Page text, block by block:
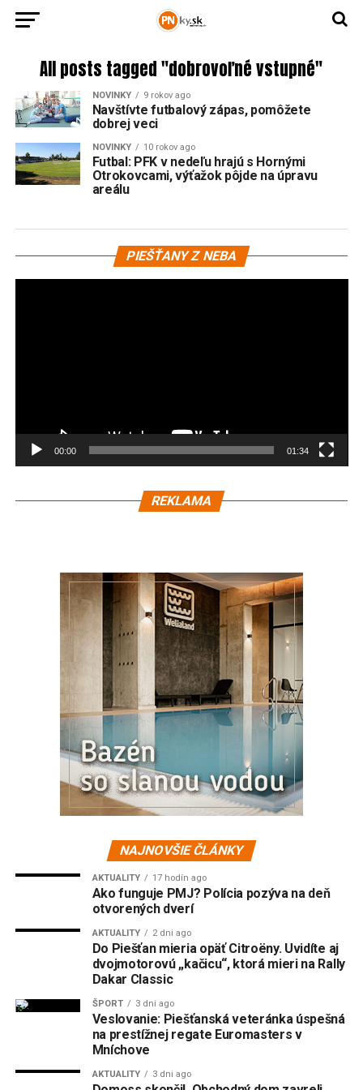
All posts tagged "dobrovoľné vstupné"
NOVINKY 9 rokov ago
Navštívte futbalový zápas, pomôžete
dobrej veci
NOVINKY 10 rokov ago
Futbal: PFK v nedeľu hrajú s Hornými
Otrokovcami, výťažok pôjde na úpravu
areálu
PIEŠŤANY Z NEBA
00:00 01:34
REKLAMA
NAJNOVŠIE ČLÁNKY
AKTUALITY 17 hodín ago
Ako funguje PMJ? Polícia pozýva na deň
otvorených dverí
AKTUALITY 2 dni ago
Do Piešťan mieria opäť Citroëny. Uvidíte aj
dvojmotorovú „kačicu“, ktorá mieri na Rally
Dakar Classic
ŠPORT 3 dni ago
Veslovanie: Piešťanská veteránka úspešná
na prestížnej regate Euromasters v
Mníchove
AKTUALITY 3 dni ago